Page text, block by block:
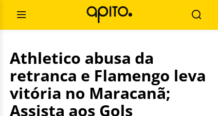
contentOpen
Menu
for:
Athletico abusa da
retranca e Flamengo leva
vitória no Maracanã;
Assista aos Gols